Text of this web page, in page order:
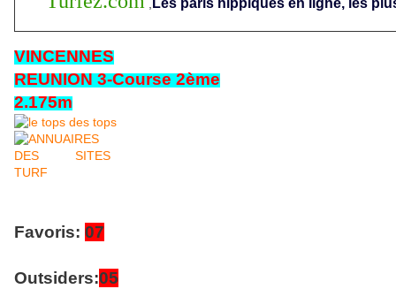
Les paris hippiques en ligne, les
VINCENNES
REUNION 3-Course 2ème
2.175m
Favoris: 07
Outsiders:05